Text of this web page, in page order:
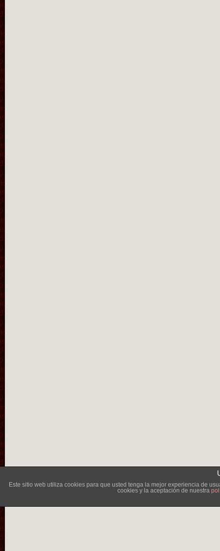
Este sitio web utiliza cookies para que usted tenga la mejor experiencia de
cookies y la aceptación de nuestra